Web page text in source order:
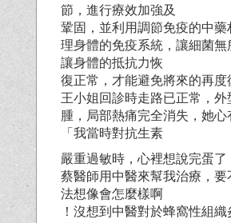
節，進行療效加強及
鞏固，並利用調節免疫的中藥
理身體的免疫系統，讓細菌無
讓身體的抵抗力恢
復正常，才能避免將來的再度
王小姐回診時走路已正常，外
腫，局部熱痛完全消失，她心
「我當時對抗生素
嚴重過敏時，心裡想說完蛋了
蔡醫師用中醫來幫我治療，要
法想像會怎麼樣啊
！沒想到中醫對於蜂窩性組